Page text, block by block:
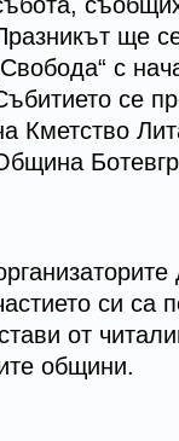
ще
с
се
Кметство
си са
от
общини.